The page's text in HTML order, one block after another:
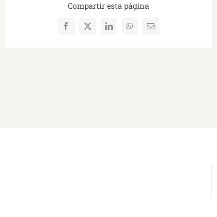
Compartir esta página
Facebook
X LinkedInWhatsAppCorreo